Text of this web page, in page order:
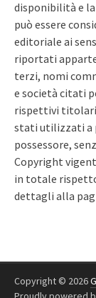
disponibilità e
può essere
editoriale ai
riportati
terzi, nomi
e società citati
rispettivi titolari
stati utilizzati a
possessore,
Copyright
in totale
dettagli alla
Copyright © 2026